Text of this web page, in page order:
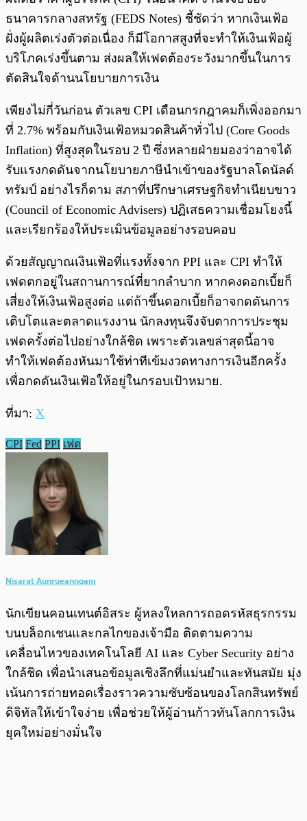
ธนาคารกลางสหรัฐ (FEDS Notes) ชี้ชัดว่า หากเงินเฟ้อ
ฝั่งผู้ผลิตเร่งตัวต่อเนื่อง ก็มีโอกาสสูงที่จะทำให้เงินเฟ้อผู้
บริโภคเร่งขึ้นตาม ส่งผลให้เฟดต้องระวังมากขึ้นในการ
ตัดสินใจด้านนโยบายการเงิน
เพียงไม่กี่วันก่อน ตัวเลข CPI เดือนกรกฎาคมก็เพิ่งออกมา
ที่ 2.7% พร้อมกับเงินเฟ้อหมวดสินค้าทั่วไป (Core Goods
Inflation) ที่สูงสุดในรอบ 2 ปี ซึ่งหลายฝ่ายมองว่าอาจได้
รับแรงกดดันจากนโยบายภาษีนำเข้าของรัฐบาลโดนัลด์
ทรัมป์ อย่างไรก็ตาม สภาที่ปรึกษาเศรษฐกิจทำเนียบขาว
(Council of Economic Advisers) ปฏิเสธความเชื่อมโยงนี้
และเรียกร้องให้ประเมินข้อมูลอย่างรอบคอบ
ด้วยสัญญาณเงินเฟ้อที่แรงทั้งจาก PPI และ CPI ทำให้
เฟดตกอยู่ในสถานการณ์ที่ยากลำบาก หากคงดอกเบี้ยก็
เสี่ยงให้เงินเฟ้อสูงต่อ แต่ถ้าขึ้นดอกเบี้ยก็อาจกดดันการ
เติบโตและตลาดแรงงาน นักลงทุนจึงจับตาการประชุม
เฟดครั้งต่อไปอย่างใกล้ชิด เพราะตัวเลขล่าสุดนี้อาจ
ทำให้เฟดต้องหันมาใช้ท่าทีเข้มงวดทางการเงินอีกครั้ง
เพื่อกดดันเงินเฟ้อให้อยู่ในกรอบเป้าหมาย.
ที่มา: X
CPI Fed PPI เฟด
Nisarat Aunrueanngam
นักเขียนคอนเทนต์อิสระ ผู้หลงใหลการถอดรหัสธุรกรรม
บนบล็อกเชนและกลไกของเจ้ามือ ติดตามความ
เคลื่อนไหวของเทคโนโลยี AI และ Cyber Security อย่าง
ใกล้ชิด เพื่อนำเสนอข้อมูลเชิงลึกที่แม่นยำและทันสมัย มุ่ง
เน้นการถ่ายทอดเรื่องราวความซับซ้อนของโลกสินทรัพย์
ดิจิทัลให้เข้าใจง่าย เพื่อช่วยให้ผู้อ่านก้าวทันโลกการเงิน
ยุคใหม่อย่างมั่นใจ